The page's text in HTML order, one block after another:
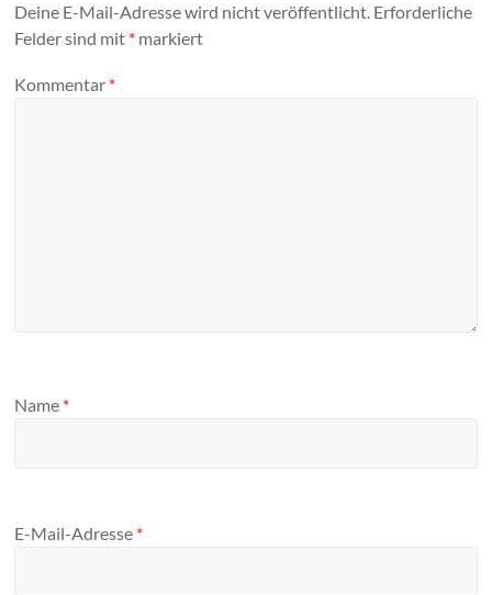
Deine E-Mail-Adresse wird nicht veröffentlicht. Erforderliche
Felder sind mit * markiert
Kommentar *
Name *
E-Mail-Adresse *